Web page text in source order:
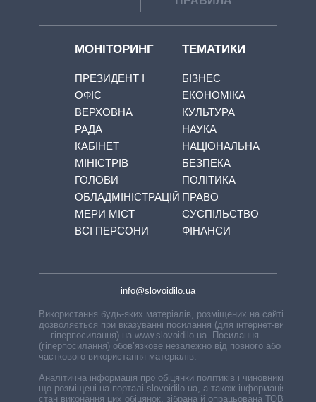
МОНІТОРИНГ
ПРЕЗИДЕНТ І
ОФІС
ВЕРХОВНА
РАДА
КАБІНЕТ
МІНІСТРІВ
ГОЛОВИ
ОБЛАДМІНІСТРАЦІЙ
МЕРИ МІСТ
ВСІ ПЕРСОНИ
ТЕМАТИКИ
БІЗНЕС
ЕКОНОМІКА
КУЛЬТУРА
НАУКА
НАЦІОНАЛЬНА
БЕЗПЕКА
ПОЛІТИКА
ПРАВО
СУСПІЛЬСТВО
ФІНАНСИ
info@slovoidilo.ua
Використання будь-яких матеріалів, розміщених на сайті,
дозволяється при вказуванні посилання (для інтернет-видань
— гіперпосилання) на www.slovoidilo.ua. Посилання
(гіперпосилання) обов’язкове незалежно від повного або
часткового використання матеріалів.
Аналітична інформація про обіцянки політиків і чиновників,
що розміщені на порталі slovoidilo.ua, а також інформація про
стан виконання цих обіцянок, зібрана й опрацьована ТОВ «ІА